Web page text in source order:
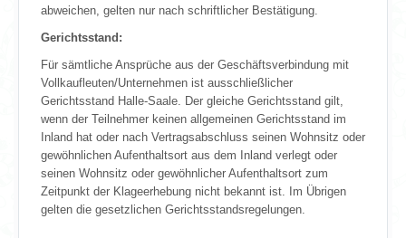
abweichen, gelten nur nach schriftlicher Bestätigung.
Gerichtsstand:
Für sämtliche Ansprüche aus der Geschäftsverbindung mit
Vollkaufleuten/Unternehmen ist ausschließlicher
Gerichtsstand Halle-Saale. Der gleiche Gerichtsstand gilt,
wenn der Teilnehmer keinen allgemeinen Gerichtsstand im
Inland hat oder nach Vertragsabschluss seinen Wohnsitz oder
gewöhnlichen Aufenthaltsort aus dem Inland verlegt oder
seinen Wohnsitz oder gewöhnlicher Aufenthaltsort zum
Zeitpunkt der Klageerhebung nicht bekannt ist. Im Übrigen
gelten die gesetzlichen Gerichtsstandsregelungen.